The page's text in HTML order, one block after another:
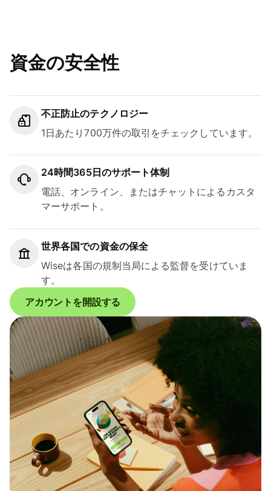
資金の安全性
不正防止のテクノロジー
1日あたり700万件の取引をチェックしています。
24時間365日のサポート体制
電話、オンライン、またはチャットによるカスタ
マーサポート。
世界各国での資金の保全
Wiseは各国の規制当局による監督を受けていま
す。
アカウントを開設する